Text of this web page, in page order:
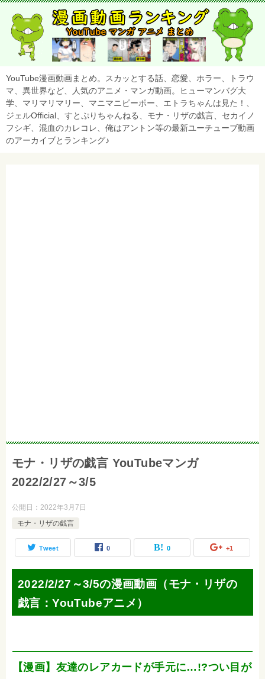
YouTube漫画動画まとめ。スカッとする話、恋愛、ホラー、トラウ
マ、異世界など、人気のアニメ・マンガ動画。ヒューマンバグ大
学、マリマリマリー、マニマニピーポー、エトラちゃんは見た！、
ジェルOfficial、すとぷりちゃんねる、モナ・リザの戯言、セカイノ
フシギ、混血のカレコレ、俺はアントン等の最新ユーチューブ動画
のアーカイブとランキング♪
モナ・リザの戯言 YouTubeマンガ
2022/2/27～3/5
公開日： 2022年3月7日
モナ・リザの戯言
Tweet 0 0 +1
2022/2/27～3/5の漫画動画（モナ・リザの
戯言：YouTubeアニメ）
【漫画】友達のレアカードが手元に…!?つい目が